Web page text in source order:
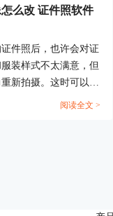
么改 证件照软件
件照后，也许会对证
装样式不太满意，但
新拍摄。这时可以使
像和服装，下面这篇
阅读全文 >